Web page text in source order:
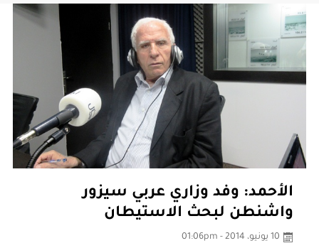
الأحمد: وفد وزاري عربي سيزور
واشنطن لبحث الاستيطان
10 يونيو، 2014 - 01:06pm